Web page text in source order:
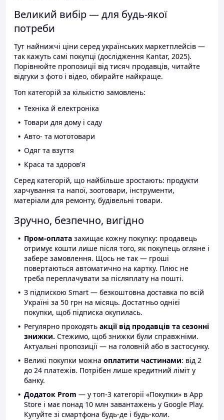
Великий вибір — для будь-якої
потреби
Тут найнижчі ціни серед українських маркетплейсів —
так кажуть самі покупці (дослідження Kantar, 2025).
Порівнюйте пропозиції від тисяч продавців, читайте
відгуки з фото і відео, обирайте найкраще.
Топ категорій за кількістю замовлень:
Техніка й електроніка
Товари для дому і саду
Авто- та мототовари
Одяг та взуття
Краса та здоров'я
Серед категорій, що найбільше зростають: продукти
харчування та напої, зоотовари, інструменти,
матеріали для ремонту, будівельні товари.
Зручно, безпечно, вигідно
Пром-оплата захищає кожну покупку: продавець
отримує кошти лише після того, як покупець огляне і
забере замовлення. Щось не так — гроші
повертаються автоматично на картку. Плюс не
треба переплачувати за післяплату на пошті.
З підпискою Smart — безкоштовна доставка по всій
Україні за 50 грн на місяць. Достатньо однієї
покупки, щоб підписка окупилась.
Регулярно проходять акції від продавців та сезонні
знижки. Стежимо, щоб знижки були справжніми.
Актуальні пропозиції — на головній або в застосунку.
Великі покупки можна оплатити частинами: від 2
до 24 платежів. Потрібен лише кредитний ліміт у
банку.
Додаток Prom — у топ-3 категорії «Покупки» в App
Store і має понад 10 млн завантажень у Google Play.
Купуйте зі смартфона будь-де і будь-коли.